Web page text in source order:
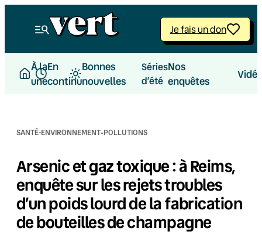
Je fais un don
À la
une
En
continu
Bonnes
nouvelles
Séries
d’été
Nos
enquêtes
SANTÉ-ENVIRONNEMENT·POLLUTIONS
Arsenic et gaz toxique : à Reims,
enquête sur les rejets troubles
d’un poids lourd de la fabrication
de bouteilles de champagne